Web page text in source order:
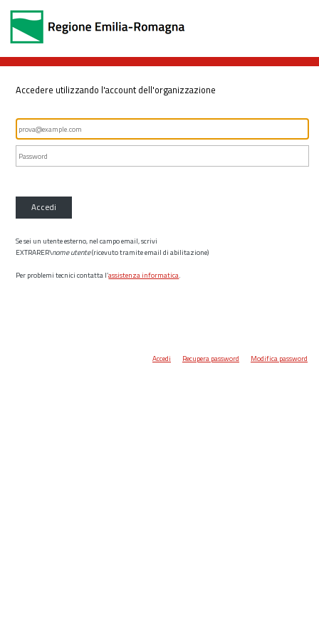
Accedere utilizzando l'account dell'organizzazione
Accedi
Se sei un utente esterno, nel campo email, scrivi
EXTRARER\nome utente(ricevuto tramite email di abilitazione)
Per problemi tecnici contatta l’assistenza informatica.
Accedi Recupera password Modifica password